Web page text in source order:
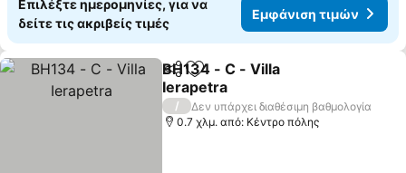
Επιλέξτε ημερομηνίες, για να
δείτε τις ακριβείς τιμές
Εμφάνιση τιμών
Κοινοποίηση
Προσθήκη στα αγαπημένα
BH134 - C - Villa
Ierapetra
/
Δεν υπάρχει διαθέσιμη βαθμολογία
0.7 χλμ. από: Κέντρο πόλης